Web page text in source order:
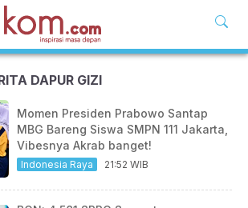
DAPUR GIZI
Momen Presiden Prabowo Santap
MBG Bareng Siswa SMPN 111 Jakarta,
Vibesnya Akrab banget!
Indonesia Raya 21:52 WIB